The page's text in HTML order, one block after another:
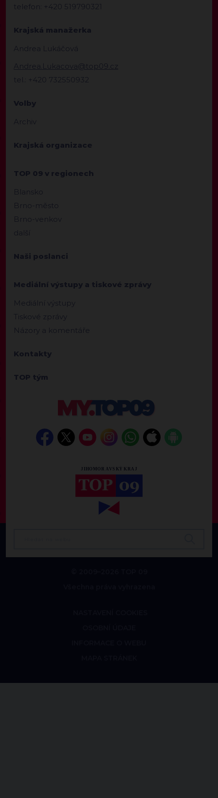
telefon: +420 519790321
Krajská manažerka
Andrea Lukáčová
Andrea.Lukacova@top09.cz
tel.: +420 732550932
Volby
Archiv
Krajská organizace
TOP 09 v regionech
Blansko
Brno-město
Brno-venkov
další
Naši poslanci
Mediální výstupy a tiskové zprávy
Mediální výstupy
Tiskové zprávy
Názory a komentáře
Kontakty
TOP tým